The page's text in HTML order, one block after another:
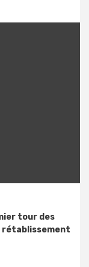
tour des
rétablissement